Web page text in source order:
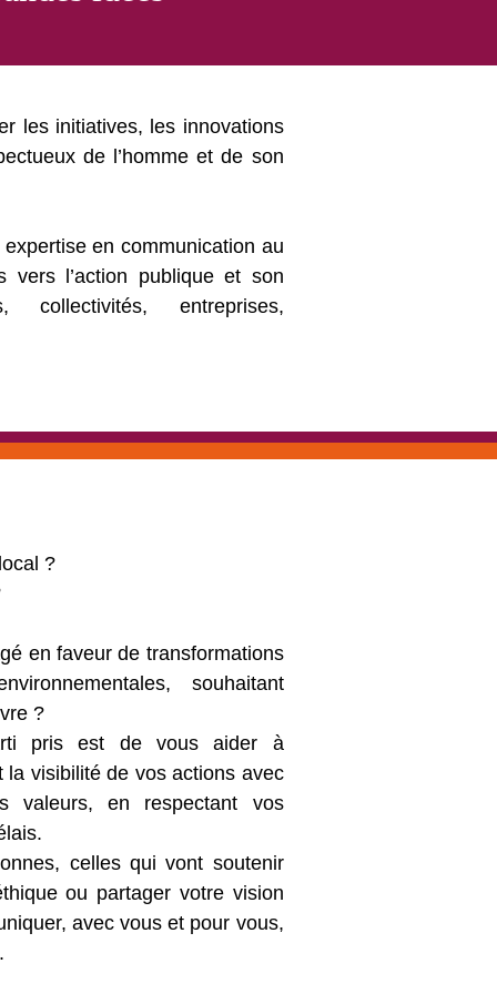
les initiatives, les innovations
de l’homme et de son
en communication au
vers l’action publique et son
collectivités, entreprises,
?
en faveur de transformations
souhaitant
?
pris est de vous aider à
visibilité de vos actions avec
valeurs, en respectant vos
celles qui vont soutenir
ou partager votre vision
avec vous et pour vous,